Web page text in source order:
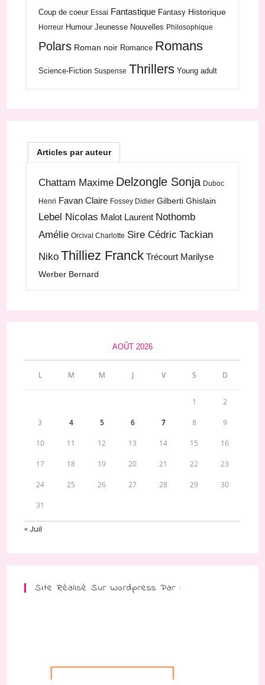
Coup de coeur Essai Fantastique Fantasy Historique
Horreur Humour Jeunesse Nouvelles Philosophique
Polars Roman noir Romance Romans
Science-Fiction Suspense Thrillers Young adult
Articles par auteur
Chattam Maxime Delzongle Sonja Duboc
Henri Favan Claire Fossey Didier Gilberti Ghislain
Lebel Nicolas Malot Laurent Nothomb
Amélie Orcival Charlotte Sire Cédric Tackian
Niko Thilliez Franck Trécourt Marilyse
Werber Bernard
AOÛT 2026
L M M J V S D
1 2
3 4 5 6 7 8 9
10 11 12 13 14 15 16
17 18 19 20 21 22 23
24 25 26 27 28 29 30
31
« Juil
Site Réalisé Sur Wordpress Par :